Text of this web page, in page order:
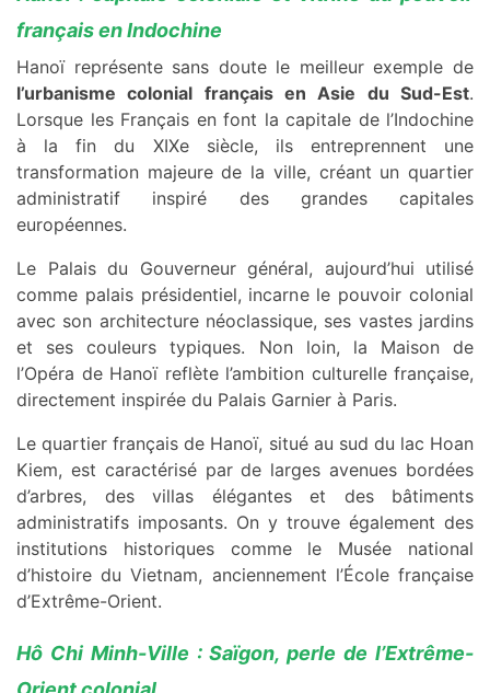
français en Indochine
Hanoï représente sans doute le meilleur exemple de
l’urbanisme colonial français en Asie du Sud-Est.
Lorsque les Français en font la capitale de l’Indochine
à la fin du XIXe siècle, ils entreprennent une
transformation majeure de la ville, créant un quartier
administratif inspiré des grandes capitales
européennes.
Le Palais du Gouverneur général, aujourd’hui utilisé
comme palais présidentiel, incarne le pouvoir colonial
avec son architecture néoclassique, ses vastes jardins
et ses couleurs typiques. Non loin, la Maison de
l’Opéra de Hanoï reflète l’ambition culturelle française,
directement inspirée du Palais Garnier à Paris.
Le quartier français de Hanoï, situé au sud du lac Hoan
Kiem, est caractérisé par de larges avenues bordées
d’arbres, des villas élégantes et des bâtiments
administratifs imposants. On y trouve également des
institutions historiques comme le Musée national
d’histoire du Vietnam, anciennement l’École française
d’Extrême-Orient.
Hô Chi Minh-Ville : Saïgon, perle de l’Extrême-